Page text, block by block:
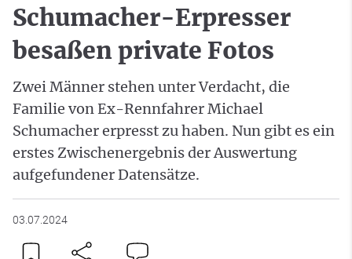
Schumacher-Erpresser
besaßen private Fotos
Zwei Männer stehen unter Verdacht, die
Familie von Ex-Rennfahrer Michael
Schumacher erpresst zu haben. Nun gibt es ein
erstes Zwischenergebnis der Auswertung
aufgefundener Datensätze.
03.07.2024